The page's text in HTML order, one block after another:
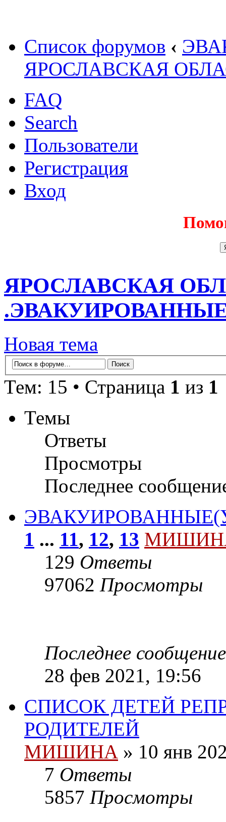
Список форумов ‹
ЯРОСЛАВСКАЯ
FAQ
Search
Пользователи
Регистрация
Вход
ЯРОСЛАВСКАЯ
Новая тема
Тем: 15 • Страница 1 из 1
Темы
Ответы
Просмотры
Последнее
1 ... 11, 12, 13
129 Ответы
97062 Просмотры
Последнее
28 фев 2021, 19:56
СПИСОК ДЕТЕЙ
РОДИТЕЛЕЙ
МИШИНА » 10 янв
7 Ответы
5857 Просмотры